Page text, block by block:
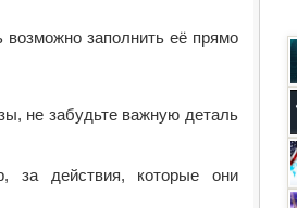
заполнить её прямо
не забудьте важную деталь
за действия, которые они